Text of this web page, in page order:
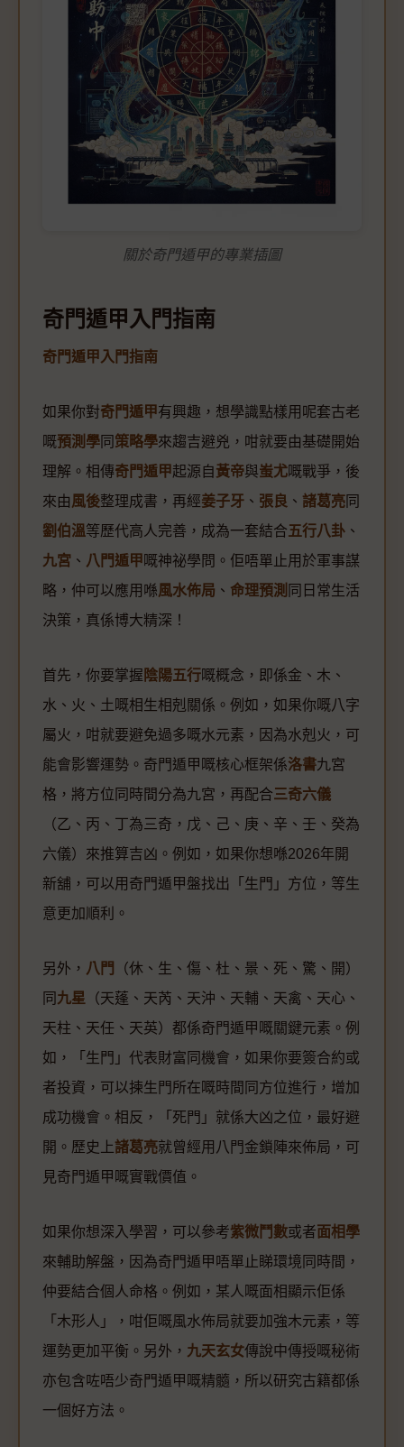
關於奇門遁甲的專業插圖
奇門遁甲入門指南
奇門遁甲入門指南
如果你對奇門遁甲有興趣，想學識點樣用呢套古老
嘅預測學 同 策略學來趨吉避兇，咁就要由基礎開始
理解。相傳奇門遁甲起源自黃帝與蚩尤嘅戰爭，後
來由風後整理成書，再經姜子牙 、 張良 、 諸葛亮 同
劉伯溫等歷代高人完善，成為一套結合五行八卦 、
九宮 、 八門遁甲嘅神祕學問。佢唔單止用於軍事謀
略，仲可以應用喺風水佈局 、 命理預測 同日常生活
決策，真係博大精深！
首先，你要掌握 陰陽五行嘅概念，即係金、木、
水、火、土嘅相生相剋關係。例如，如果你嘅八字
屬火，咁就要避免過多嘅水元素，因為水剋火，可
能會影響運勢。奇門遁甲嘅核心框架係洛書九宮
格，將方位同時間分為九宮，再配合三奇六儀
（乙、丙、丁為三奇，戊、己、庚、辛、壬、癸為
六儀）來推算吉凶。例如，如果你想喺2026年開
新舖，可以用奇門遁甲盤找出「生門」方位，等生
意更加順利。
另外， 八門
（休、生、傷、杜、景、死、驚、開）
同 九星 （天蓬、天芮、天沖、天輔、天禽、天心、
天柱、天任、天英）都係奇門遁甲嘅關鍵元素。例
如，「生門」代表財富同機會，如果你要簽合約或
者投資，可以揀生門所在嘅時間同方位進行，增加
成功機會。相反，「死門」就係大凶之位，最好避
開。歷史上諸葛亮就曾經用八門金鎖陣來佈局，可
見奇門遁甲嘅實戰價值。
如果你想深入學習，可以參考紫微鬥數或者面相學
來輔助解盤，因為奇門遁甲唔單止睇環境同時間，
仲要結合個人命格。例如，某人嘅面相顯示佢係
「木形人」，咁佢嘅風水佈局就要加強木元素，等
運勢更加平衡。另外， 九天玄女傳說中傳授嘅秘術
亦包含咗唔少奇門遁甲嘅精髓，所以研究古籍都係
一個好方法。